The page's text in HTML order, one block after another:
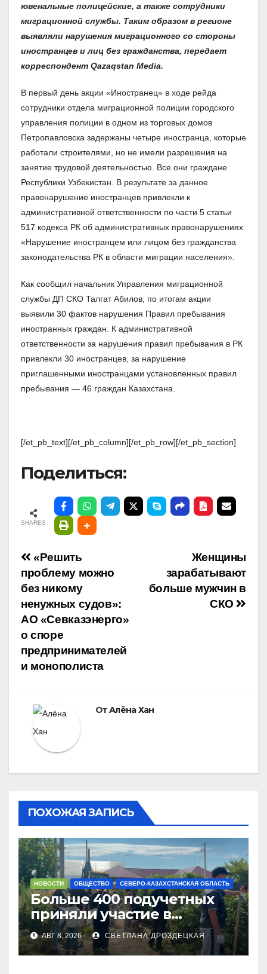
ювенальные полицейские, а также сотрудники
миграционной службы. Таким образом в регионе
выявляли нарушения миграционного со стороны
иностранцев и лиц без гражданства, передает
корреспондент Qazaqstan Media.
В первый день акции «Иностранец» в ходе рейда
сотрудники отдела миграционной полиции городского
управления полиции в одном из торговых домов
Петропавловска задержаны четыре иностранца, которые
работали строителями, но не имели разрешения на
занятие трудовой деятельностью. Все они граждане
Республики Узбекистан. В результате за данное
правонарушение иностранцев привлекли к
административной ответственности по части 5 статьи
517 кодекса РК об административных правонарушениях
«Нарушение иностранцем или лицом без гражданства
законодательства РК в области миграции населения».
Как сообщил начальник Управления миграционной
службы ДП СКО Талгат Абилов, по итогам акции
выявили 30 фактов нарушения Правил пребывания
иностранных граждан. К административной
ответственности за нарушения правил пребывания в РК
привлекли 30 иностранцев, за нарушение
приглашенными иностранцами установленных правил
пребывания — 46 граждан Казахстана.
[/et_pb_text][/et_pb_column][/et_pb_row][/et_pb_section]
Поделиться:
SHARES
Навигация
по
записям
Женщины
зарабатывают
больше мужчин в
СКО
«Решить
проблему можно
без никому
ненужных судов»:
АО «Севказэнерго»
о споре
предпринимателей
и монополиста
ОтАлёна Хан
ПОХОЖАЯ ЗАПИСЬ
НОВОСТИ ОБЩЕСТВО СЕВЕРО-КАЗАХСТАНСКАЯ ОБЛАСТЬ
Больше 400 подучетных
приняли участие в
экоакции в СКО
АВГ 8, 2026 СВЕТЛАНА ДРОЗДЕЦКАЯ